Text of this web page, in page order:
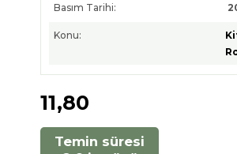
Basım Tarihi:
Konu:
11,80
Temin süresi